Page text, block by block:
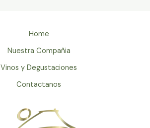
Home
Nuestra Compañia
Vinos y Degustaciones
Contactanos